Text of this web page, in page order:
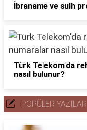
İbraname ve sulh
Türk Telekom'da
nasıl bulunur?
POPÜLER YAZILAR